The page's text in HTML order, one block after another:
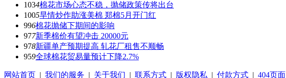
1034棉花市场心态不稳，抛储政策传将出台
1005旱情炒作助涨美棉 郑棉5月开门红
996棉花抛储下期间的影响
977新季棉价有望冲击 20000元
978新疆单产预期提高 轧花厂租售不顺畅
959全球棉花贸易量预计下降2.7%
网站首页 | 我们的服务 | 关于我们 | 联系方式 | 版权隐私 | 付款方式 | 404页面